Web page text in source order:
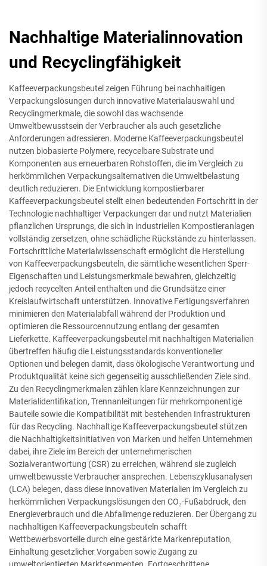
Nachhaltige Materialinnovation
und Recyclingfähigkeit
Kaffeeverpackungsbeutel zeigen Führung bei nachhaltigen
Verpackungslösungen durch innovative Materialauswahl und
Recyclingmerkmale, die sowohl das wachsende
Umweltbewusstsein der Verbraucher als auch gesetzliche
Anforderungen adressieren. Moderne Kaffeeverpackungsbeutel
nutzen biobasierte Polymere, recycelbare Substrate und
Komponenten aus erneuerbaren Rohstoffen, die im Vergleich zu
herkömmlichen Verpackungsalternativen die Umweltbelastung
deutlich reduzieren. Die Entwicklung kompostierbarer
Kaffeeverpackungsbeutel stellt einen bedeutenden Fortschritt in der
Technologie nachhaltiger Verpackungen dar und nutzt Materialien
pflanzlichen Ursprungs, die sich in industriellen Kompostieranlagen
vollständig zersetzen, ohne schädliche Rückstände zu hinterlassen.
Fortschrittliche Materialwissenschaft ermöglicht die Herstellung
von Kaffeeverpackungsbeuteln, die sämtliche wesentlichen Sperr-
Eigenschaften und Leistungsmerkmale bewahren, gleichzeitig
jedoch recycelten Anteil enthalten und die Grundsätze einer
Kreislaufwirtschaft unterstützen. Innovative Fertigungsverfahren
minimieren den Materialabfall während der Produktion und
optimieren die Ressourcennutzung entlang der gesamten
Lieferkette. Kaffeeverpackungsbeutel mit nachhaltigen Materialien
übertreffen häufig die Leistungsstandards konventioneller
Optionen und belegen damit, dass ökologische Verantwortung und
Produktqualität keine sich gegenseitig ausschließenden Ziele sind.
Zu den Recyclingmerkmalen zählen klare Kennzeichnungen zur
Materialidentifikation, Trennanleitungen für mehrkomponentige
Bauteile sowie die Kompatibilität mit bestehenden Infrastrukturen
für das Recycling. Nachhaltige Kaffeeverpackungsbeutel stützen
die Nachhaltigkeitsinitiativen von Marken und helfen Unternehmen
dabei, ihre Ziele im Bereich der unternehmerischen
Sozialverantwortung (CSR) zu erreichen, während sie zugleich
umweltbewusste Verbraucher ansprechen. Lebenszyklusanalysen
(LCA) belegen, dass diese innovativen Materialien im Vergleich zu
herkömmlichen Verpackungslösungen den CO₂-Fußabdruck, den
Energieverbrauch und die Abfallmenge reduzieren. Der Übergang zu
nachhaltigen Kaffeeverpackungsbeuteln schafft
Wettbewerbsvorteile durch eine gestärkte Markenreputation,
Einhaltung gesetzlicher Vorgaben sowie Zugang zu